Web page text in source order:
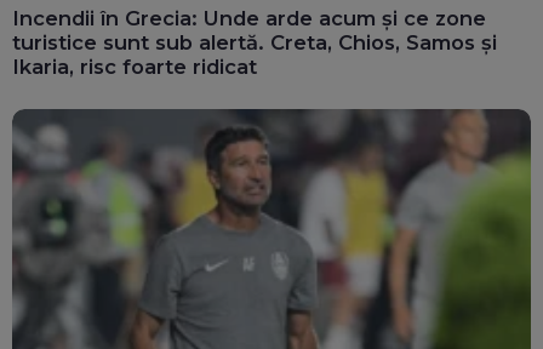
Incendii în Grecia: Unde arde acum și ce zone
turistice sunt sub alertă. Creta, Chios, Samos și
Ikaria, risc foarte ridicat